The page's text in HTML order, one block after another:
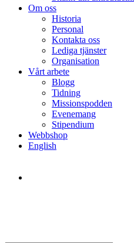
Om oss
Historia
Personal
Kontakta oss
Lediga tjänster
Organisation
Vårt arbete
Blogg
Tidning
Missionspodden
Evenemang
Stipendium
Webbshop
English